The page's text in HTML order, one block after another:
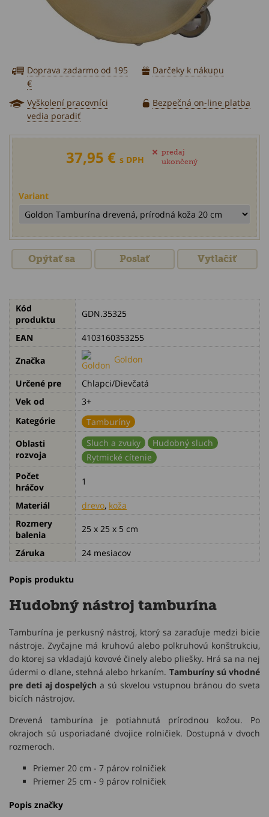
Doprava zadarmo od 195
€
Darčeky k nákupu
Vyškolení pracovníci
vedia poradiť
Bezpečná on-line platba
37,95 € s DPH
predaj
ukončený
Variant
Opýtať sa Poslať Vytlačiť
Kód
produktu
GDN.35325
EAN
4103160353255
Značka
Goldon
Určené pre
Chlapci/Dievčatá
Vek od
3+
Kategórie
Tamburíny
Oblasti
rozvoja
Sluch a zvuky
Hudobný sluch
Rytmické cítenie
Počet
hráčov
1
Materiál drevo, koža
Rozmery
balenia
25 x 25 x 5 cm
Záruka 24 mesiacov
Popis produktu
Hudobný nástroj tamburína
Tamburína je perkusný nástroj, ktorý sa zaraďuje medzi bicie
nástroje. Zvyčajne má kruhovú alebo polkruhovú konštrukciu,
do ktorej sa vkladajú kovové činely alebo pliešky. Hrá sa na nej
údermi o dlane, stehná alebo hrkaním. Tamburíny sú vhodné
pre deti aj dospelých a sú skvelou vstupnou bránou do sveta
bicích nástrojov.
Drevená tamburína je potiahnutá prírodnou kožou. Po
okrajoch sú usporiadané dvojice rolničiek. Dostupná v dvoch
rozmeroch.
Priemer 20 cm - 7 párov rolničiek
Priemer 25 cm - 9 párov rolničiek
Popis značky